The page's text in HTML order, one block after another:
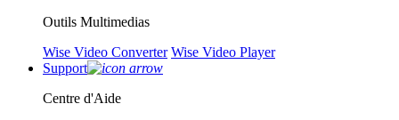
Outils Multimedias
Wise Video Converter Wise Video Player
Support
Centre d'Aide